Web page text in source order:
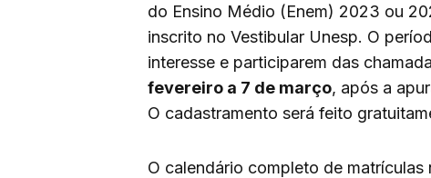
do Ensino Médio (Enem) 2023 ou
inscrito no Vestibular Unesp. O
interesse e participarem das
fevereiro a 7 de março, após a
O cadastramento será feito
O calendário completo de